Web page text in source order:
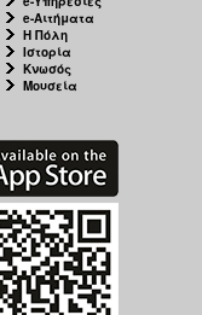
e-Αιτήματα
Η Πόλη
Ιστορία
Κνωσός
Μουσεία